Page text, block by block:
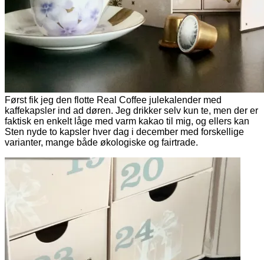
Først fik jeg den flotte Real Coffee julekalender med
kaffekapsler ind ad døren. Jeg drikker selv kun te, men der er
faktisk en enkelt låge med varm kakao til mig, og ellers kan
Sten nyde to kapsler hver dag i december med forskellige
varianter, mange både økologiske og fairtrade.